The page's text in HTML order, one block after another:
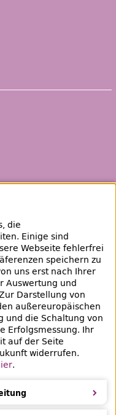
die
Einige sind
Webseite fehlerfrei
speichern zu
uns erst nach Ihrer
Auswertung und
Darstellung von
außereuropäischen
und die Schaltung von
Erfolgsmessung. Ihr
auf der Seite
widerrufen.
.